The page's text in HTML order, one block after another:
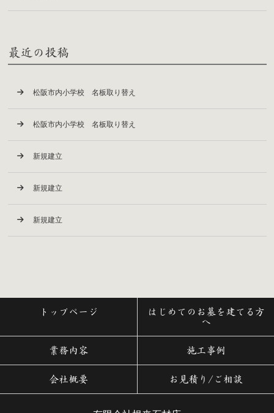
最近の投稿
松阪市内小学校 名板取り替え
松阪市内小学校 名板取り替え
新規建立
新規建立
新規建立
トップページ
はじめてのお墓を建てる方
へ
業務内容 施工事例
会社概要 お見積り/ご相談